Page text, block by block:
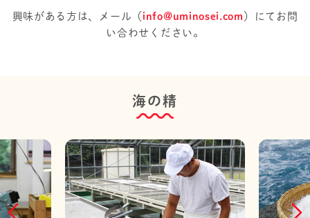
興味がある方は、メール（ info@uminosei.com ）にてお問
い合わせください。
海の精